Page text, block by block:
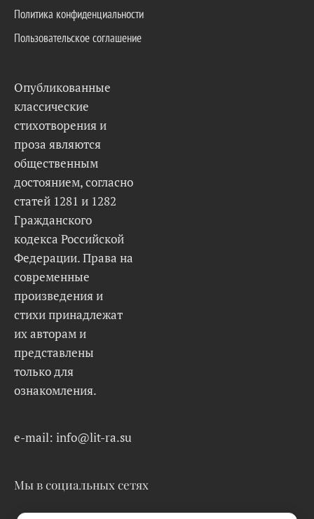
Политика конфиденциальности
Пользовательское соглашение
Опубликованные
классические
стихотворения и
проза являются
общественным
достоянием, согласно
статей 1281 и 1282
Гражданского
кодекса Российской
Федерации. Права на
современные
произведения и
стихи принадлежат
их авторам и
представлены
только для
ознакомления.
e-mail: info@lit-ra.su
Мы в социальных сетях